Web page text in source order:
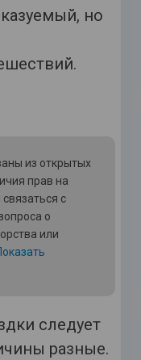
но
из открытых
прав на
с
о
или
следует
разные.